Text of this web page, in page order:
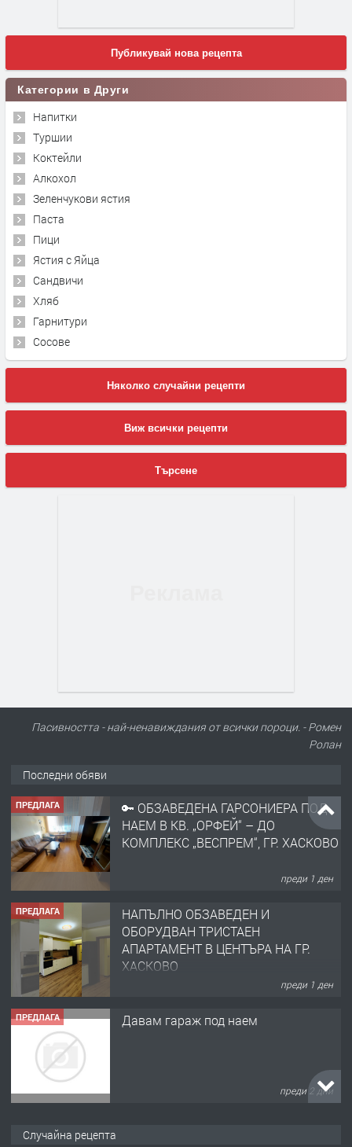
Публикувай нова рецепта
Категории в Други
Напитки
Туршии
Коктейли
Алкохол
Зеленчукови ястия
Паста
Пици
Ястия с Яйца
Сандвичи
Хляб
Гарнитури
Сосове
Няколко случайни рецепти
Виж всички рецепти
Търсене
Пасивността - най-ненавиждания от всички пороци. - Ромен
Ролан
Последни обяви
ПРЕДЛАГА
🔑 ОБЗАВЕДЕНА ГАРСОНИЕРА ПОД
НАЕМ В КВ. „ОРФЕЙ“ – ДО
КОМПЛЕКС „ВЕСПРЕМ“, ГР. ХАСКОВО
преди 1 ден
ПРЕДЛАГА
НАПЪЛНО ОБЗАВЕДЕН И
ОБОРУДВАН ТРИСТАЕН
АПАРТАМЕНТ В ЦЕНТЪРА НА ГР.
ХАСКОВО
преди 1 ден
ПРЕДЛАГА Давам гараж под наем
преди 2 дни
Случайна рецепта